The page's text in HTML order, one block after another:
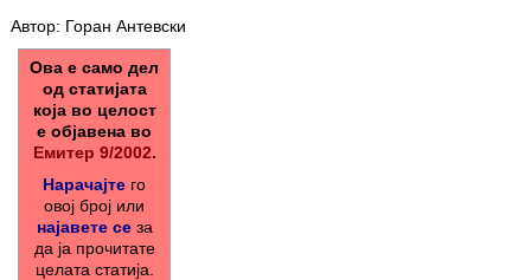
Автор: Горан Антевски
Ова е само дел
од статијата
која во целост
е објавена во
Емитер 9/2002.
Нарачајте го
овој број или
најавете сеза
да ја прочитате
целата статија.